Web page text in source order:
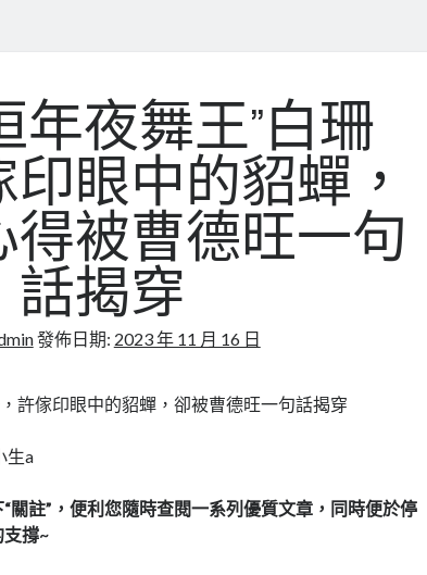
年夜舞王”白珊
眼中的貂蟬，
得被曹德旺一句
話揭穿
發佈日期: 2023 年 11 月 16 日
許傢印眼中的貂蟬，卻被曹德旺一句話揭穿
生a
關註”，便利您隨時查閱一系列優質文章，同時便於停
支撐~